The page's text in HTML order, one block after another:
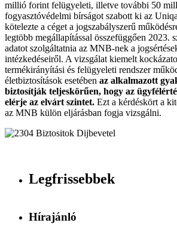
millió forint felügyeleti, illetve további 50
fogyasztóvédelmi bírságot szabott ki az
kötelezte a céget a jogszabályszerű
legtöbb megállapítással összefüggően 2023.
adatot szolgáltatnia az MNB-nek a
intézkedéseiről. A vizsgálat kiemelt
termékirányítási és felügyeleti rendszer
életbiztosítások esetében az alkalmazott
biztosítják teljeskörűen, hogy az
elérje az elvárt szintet. Ezt a kérdéskört a
az MNB külön eljárásban fogja vizsgálni.
Legfrissebbek
Hírajánló